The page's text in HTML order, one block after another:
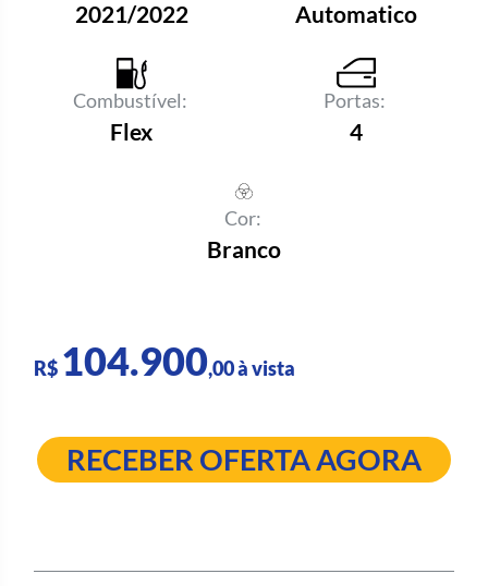
2021/2022 Automatico
Combustível:
Flex
Portas:
4
Cor:
Branco
R$ 104.900,00 à vista
RECEBER OFERTA AGORA